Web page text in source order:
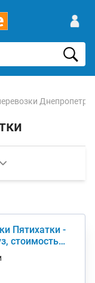
Пятихатки -
стоимость